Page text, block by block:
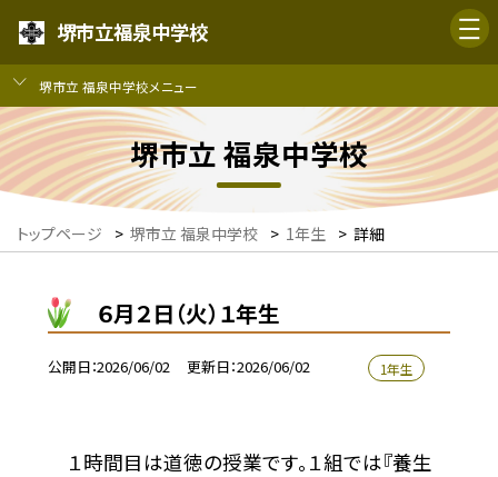
堺市立福泉中学校
堺市立 福泉中学校メニュー
堺市立 福泉中学校
トップページ > 堺市立 福泉中学校 > 1年生 > 詳細
６月２日（火）１年生
公開日 2026/06/02 更新日 2026/06/02 1年生
１時間目は道徳の授業です。１組では『養生